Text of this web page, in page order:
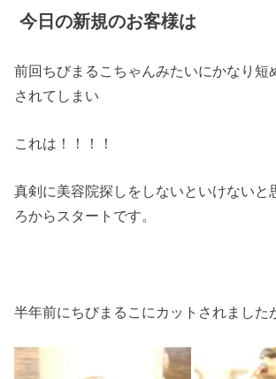
今日の新規のお客様は
前回ちびまるこちゃんみたいにかなり短
されてしまい
これは！！！！
真剣に美容院探しをしないといけないと
ろからスタートです。
半年前にちびまるこにカットされました